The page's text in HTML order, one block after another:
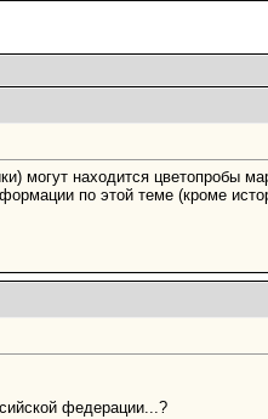
могут находится цветопробы
по этой теме (кроме
федерации...?